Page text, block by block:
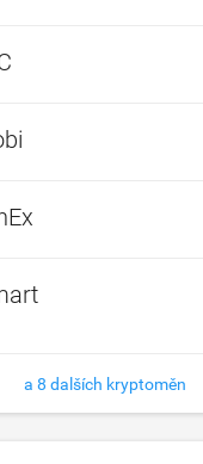
a 8 dalších kryptoměn